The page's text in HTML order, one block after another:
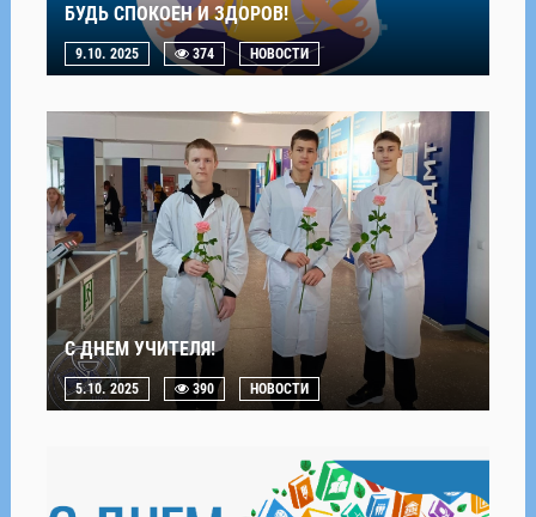
БУДЬ СПОКОЕН И ЗДОРОВ!
9.10. 2025 374 НОВОСТИ
С ДНЕМ УЧИТЕЛЯ!
5.10. 2025 390 НОВОСТИ